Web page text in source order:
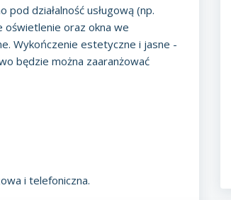
działalność usługową (np.
oświetlenie oraz okna we
Wykończenie estetyczne i jasne -
będzie można zaaranżować
i telefoniczna.